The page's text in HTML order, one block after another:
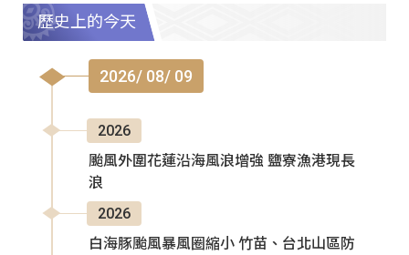
歷史上的今天
2026/ 08/ 09
2026
颱風外圍花蓮沿海風浪增強 鹽寮漁港現長
浪
2026
白海豚颱風暴風圈縮小 竹苗、台北山區防